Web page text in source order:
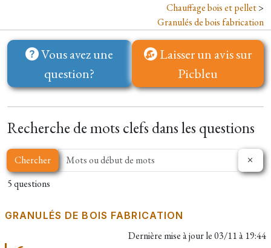
Chauffage bois et pellet>
Granulés de bois fabrication
Vous avez une
question?
Laisser un avis sur
Picbleu
Recherche de mots clefs dans les questions
Chercher
5 questions
GRANULÉS DE BOIS FABRICATION
Dernière mise à jour le03/11 à 19:44